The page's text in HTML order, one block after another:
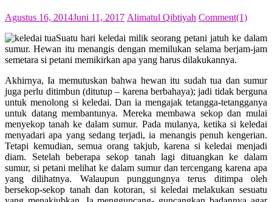
Posted
Agustus 16, 2014Juni 11, 2017 Author
Alimatul Qibtiyah Comment(1)
Suatu hari keledai milik seorang petani jatuh ke dalam
sumur. Hewan itu menangis dengan memilukan selama berjam-jam
semetara si petani memikirkan apa yang harus dilakukannya.
Akhirnya, Ia memutuskan bahwa hewan itu sudah tua dan sumur
juga perlu ditimbun (ditutup – karena berbahaya); jadi tidak berguna
untuk menolong si keledai. Dan ia mengajak tetangga-tetangganya
untuk datang membantunya. Mereka membawa sekop dan mulai
menyekop tanah ke dalam sumur. Pada mulanya, ketika si keledai
menyadari apa yang sedang terjadi, ia menangis penuh kengerian.
Tetapi kemudian, semua orang takjub, karena si keledai menjadi
diam. Setelah beberapa sekop tanah lagi dituangkan ke dalam
sumur, si petani melihat ke dalam sumur dan tercengang karena apa
yang dilihatnya. Walaupun punggungnya terus ditimpa oleh
bersekop-sekop tanah dan kotoran, si keledai melakukan sesuatu